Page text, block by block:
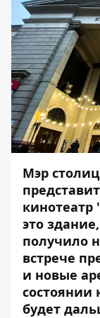
Мэр
это
получило
встрече
и новые
состоянии
будет